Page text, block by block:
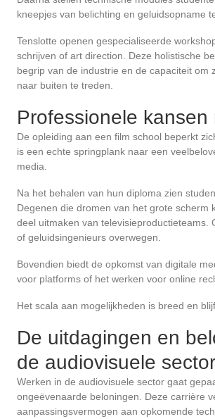
kneepjes van belichting en geluidsopname
Tenslotte openen gespecialiseerde
schrijven of art direction. Deze holistische
begrip van de industrie en de capaciteit om
naar buiten te treden.
Professionele
De opleiding aan een film school beperkt
is een echte springplank naar een
media.
Na het behalen van hun diploma zien
Degenen die dromen van het grote scherm
deel uitmaken van
of geluidsingenieurs overwegen.
Bovendien biedt de opkomst van digitale
voor platforms of het werken voor online
Het scala aan mogelijkheden is breed en
De uitdagingen en
de audiovisuele sector
Werken in de audiovisuele sector gaat
ongeëvenaarde beloningen. Deze carrière
aanpassingsvermogen aan opkomende